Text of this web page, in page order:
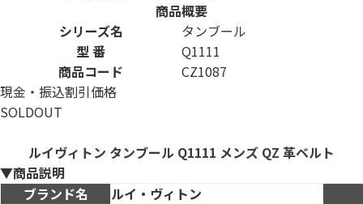
商品概要
シリーズ名
タンブール
型 番
Q1111
商品コード
CZ1087
現金・振込割引価格
SOLDOUT
ルイヴィトン タンブール Q1111 メンズ QZ 革ベルト
▼商品説明
ブランド名
ルイ・ヴィトン